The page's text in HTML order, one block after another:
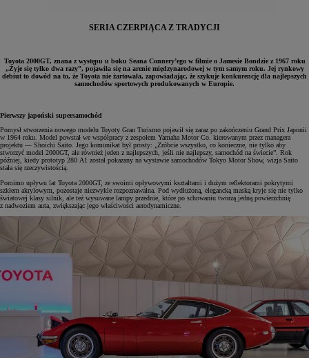
SERIA CZERPIĄCA Z TRADYCJI
Toyota 2000GT, znana z występu u boku Seana Connery’ego w filmie o Jamesie Bondzie z 1967 roku
„Żyje się tylko dwa razy”, pojawiła się na arenie międzynarodowej w tym samym roku. Jej rynkowy
debiut to dowód na to, że Toyota nie żartowała, zapowiadając, że szykuje konkurencję dla najlepszych
samochodów sportowych produkowanych w Europie.
Pierwszy japoński supersamochód
Pomysł stworzenia nowego modelu Toyoty Gran Turismo pojawił się zaraz po zakończeniu Grand Prix Japonii
w 1964 roku. Model powstał we współpracy z zespołem Yamaha Motor Co. kierowanym przez managera
projektu — Shoichi Saito. Jego komunikat był prosty: „Zróbcie wszystko, co konieczne, nie tylko aby
stworzyć model 2000GT, ale również jeden z najlepszych, jeśli nie najlepszy, samochód na świecie”. Rok
później, kiedy prototyp 280 A1 został pokazany na wystawie samochodów Tokyo Motor Show, wizja Saito
stała się rzeczywistością.
Pomimo upływu lat Toyota 2000GT, ze swoimi opływowymi kształtami i dużym reflektorami pokrytymi
szkłem akrylowym, pozostaje niezwykle rozpoznawalna. Pod wydłużoną, elegancką maską kryje się nie tylko
światowej klasy silnik, ale też wysuwane lampy przednie, które po schowaniu tworzą jedną powierzchnię
z nadwoziem auta, zwiększając jego właściwości aerodynamiczne.